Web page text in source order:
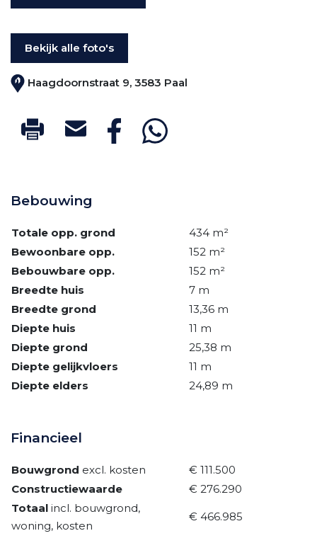
Haagdoornstraat 9, 3583 Paal
Bekijk alle foto's
Bebouwing
Totale opp. grond
434 m²
Bewoonbare opp.
152 m²
Bebouwbare opp.
152 m²
Breedte huis
7 m
Breedte grond
13,36 m
Diepte huis
11 m
Diepte grond
25,38 m
Diepte gelijkvloers
11 m
Diepte elders
24,89 m
Financieel
Bouwgrond excl. kosten
€ 111.500
Constructiewaarde
€ 276.290
Totaal incl. bouwgrond,
woning, kosten
€ 466.985